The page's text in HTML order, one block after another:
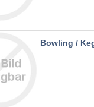
Bowling /